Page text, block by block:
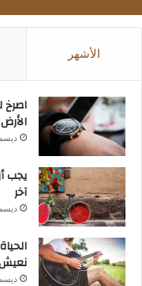
الأشهر
‫اصرخ
ديسمبر
يجب
آخر
ديسمبر
ديسمبر